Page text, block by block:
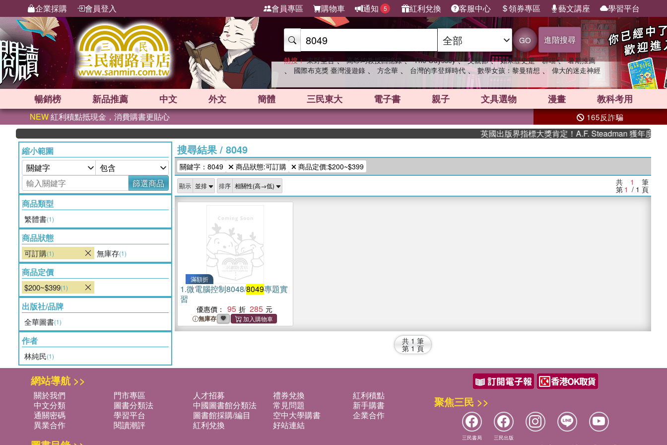
企業採購 會員登入 會員專區 購物車 通知 5 紅利兌換 客服中心 領券專區 藝文講座 學習平台
GO 進階搜尋
熱搜： 東野圭吾 、 高希均教授回憶錄 、 The Odyssey 、 父親節 、 如果歷史是一群喵 、 暑期推薦
、 國際布克獎 臺灣漫遊錄 、 方念華 、 台灣的李登輝時代 、 數學女孩：黎曼猜想 、 偉大的迷走神經
暢銷榜 新品推薦 中文 外文 簡體 三民東大 電子書 親子 文具選物 漫畫 教科考用
NEW紅利積點抵現金，消費購書更貼心 165反詐騙
英國出版界指標大獎肯定！A.F. Steadman 獲年度作
縮小範圍
篩選商品
商品類型
繁體書(1)
商品狀態
可訂購(1) 無庫存(1)
商品定價
$200~$399(1)
出版社/品牌
全華圖書(1)
作者
林純民(1)
搜尋結果/ 8049
關鍵字：8049 商品狀態:可訂購 商品定價:$200~$399
顯示 排序 共 1 筆
第 1 / 1 頁
滿額折
1.微電腦控制8048/8049專題實
習
優惠價： 95 285
無庫存
共 1 筆
第 1 頁
網站導航 >>
關於我們 門市專區 人才招募 禮券兌換
紅利積點
中文分類
圖書分類法 中國圖書館分類法 常見問題
新手購書
通關密碼
學習平台 圖書館採購/編目 空中大學購書
企業合作
異業合作
閱讀潮評 紅利兌換 好站連結
聚焦三民 >>
三民書局 三民出版